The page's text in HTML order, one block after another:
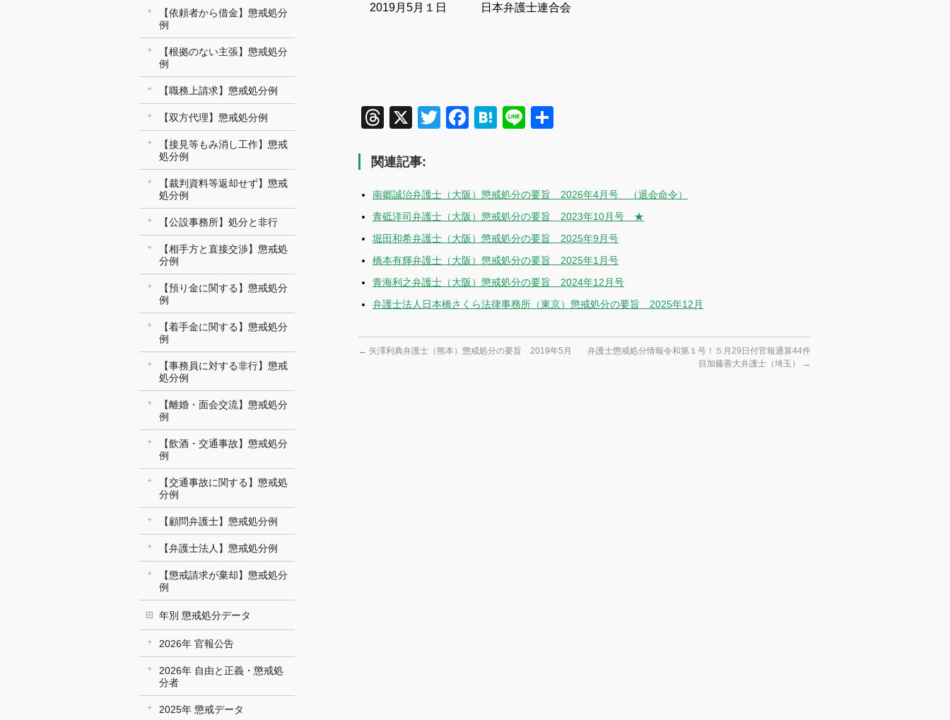
2019月 5月１日 日本弁護士連合会
Threads
X TwitterFacebook
Hatena
Line
関連記事:
南郷誠治弁護士（大阪）懲戒処分の要旨 2026年4月号 （退会命令）
青砥洋司弁護士（大阪）懲戒処分の要旨 2023年10月号 ★
堀田和希弁護士（大阪）懲戒処分の要旨 2025年9月号
橋本有輝弁護士（大阪）懲戒処分の要旨 2025年1月号
青海利之弁護士（大阪）懲戒処分の要旨 2024年12月号
弁護士法人日本橋さくら法律事務所（東京）懲戒処分の要旨 2025年12月
← 矢澤利典弁護士（熊本）懲戒処分の要旨 2019年5月
弁護士懲戒処分情報令和第１号！５月29日付官報通算44件
目加藤善大弁護士（埼玉）
→
【依頼者から借金】懲戒処分
例
【根拠のない主張】懲戒処分
例
【職務上請求】懲戒処分例
【双方代理】懲戒処分例
【接見等もみ消し工作】懲戒
処分例
【裁判資料等返却せず】懲戒
処分例
【公設事務所】処分と非行
【相手方と直接交渉】懲戒処
分例
【預り金に関する】懲戒処分
例
【着手金に関する】懲戒処分
例
【事務員に対する非行】懲戒
処分例
【離婚・面会交流】懲戒処分
例
【飲酒・交通事故】懲戒処分
例
【交通事故に関する】懲戒処
分例
【顧問弁護士】懲戒処分例
【弁護士法人】懲戒処分例
【懲戒請求が棄却】懲戒処分
例
年別 懲戒処分データ
2026年 官報公告
2026年 自由と正義・懲戒処
分者
2025年 懲戒データ